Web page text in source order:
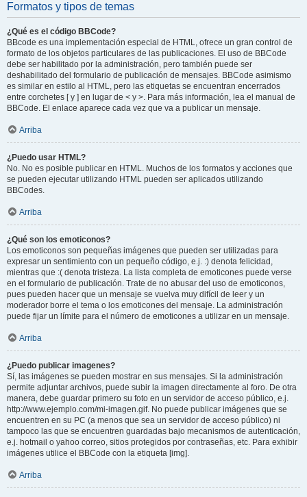
Formatos y tipos de temas
¿Qué es el código BBCode?
BBcode es una implementación especial de HTML, ofrece un gran control de
formato de los objetos particulares de las publicaciones. El uso de BBCode
debe ser habilitado por la administración, pero también puede ser
deshabilitado del formulario de publicación de mensajes. BBCode asimismo
es similar en estilo al HTML, pero las etiquetas se encuentran encerrados
entre corchetes [ y ] en lugar de < y >. Para más información, lea el manual de
BBCode. El enlace aparece cada vez que va a publicar un mensaje.
Arriba
¿Puedo usar HTML?
No. No es posible publicar en HTML. Muchos de los formatos y acciones que
se pueden ejecutar utilizando HTML pueden ser aplicados utilizando
BBCodes.
Arriba
¿Qué son los emoticonos?
Los emoticonos son pequeñas imágenes que pueden ser utilizadas para
expresar un sentimiento con un pequeño código, e.j. :) denota felicidad,
mientras que :( denota tristeza. La lista completa de emoticones puede verse
en el formulario de publicación. Trate de no abusar del uso de emoticonos,
pues pueden hacer que un mensaje se vuelva muy difícil de leer y un
moderador borre el tema o los emoticones del mensaje. La administración
puede fijar un límite para el número de emoticones a utilizar en un mensaje.
Arriba
¿Puedo publicar imagenes?
Sí, las imágenes se pueden mostrar en sus mensajes. Si la administración
permite adjuntar archivos, puede subir la imagen directamente al foro. De otra
manera, debe guardar primero su foto en un servidor de acceso público, e.j.
http://www.ejemplo.com/mi-imagen.gif. No puede publicar imágenes que se
encuentren en su PC (a menos que sea un servidor de acceso público) ni
tampoco las que se encuentren guardadas bajo mecanismos de autenticación,
e.j. hotmail o yahoo correo, sitios protegidos por contraseñas, etc. Para exhibir
imágenes utilice el BBCode con la etiqueta [img].
Arriba